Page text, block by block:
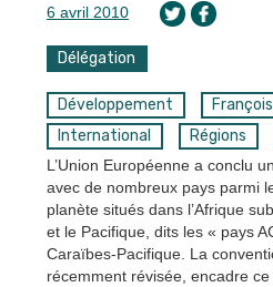
6 avril 2010
Délégation
Développement
International
Régions
L’Union Européenne a conclu
avec de nombreux pays parmi
planète situés dans l’Afrique
et le Pacifique, dits les « pays
Caraïbes-Pacifique. La
récemment révisée, encadre